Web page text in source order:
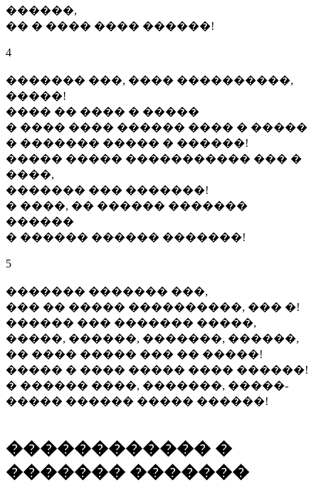
������,
�� � ���� ���� ������!
4
������� ���, ���� ����������,
�����!
���� �� ���� � �����
� ���� ���� ������ ���� � �����
� ������� ����� � ������!
����� ����� ����������� ��� �
����,
������� ��� �������!
� ����, �� ������ �������
������
� ������ ������ �������!
5
������� ������� ���,
��� �� ����� ����������, ��� �!
������ ��� ������� �����,
�����, ������, �������, ������,
�� ���� ����� ��� �� �����!
����� � ���� ����� ���� ������!
� ������ ����, �������, �����-
����� ������ ����� ������!
������������ �
������� �������